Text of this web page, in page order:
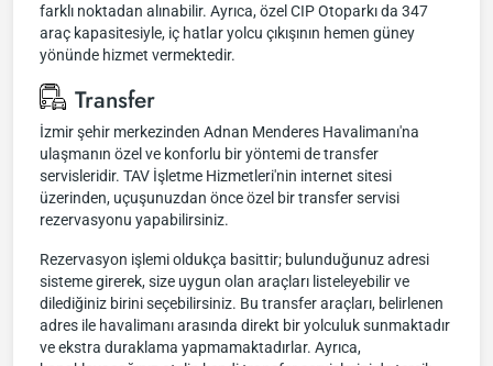
farklı noktadan alınabilir. Ayrıca, özel CIP Otoparkı da 347
araç kapasitesiyle, iç hatlar yolcu çıkışının hemen güney
yönünde hizmet vermektedir.
Transfer
İzmir şehir merkezinden Adnan Menderes Havalimanı'na
ulaşmanın özel ve konforlu bir yöntemi de transfer
servisleridir. TAV İşletme Hizmetleri'nin internet sitesi
üzerinden, uçuşunuzdan önce özel bir transfer servisi
rezervasyonu yapabilirsiniz.
Rezervasyon işlemi oldukça basittir; bulunduğunuz adresi
sisteme girerek, size uygun olan araçları listeleyebilir ve
dilediğiniz birini seçebilirsiniz. Bu transfer araçları, belirlenen
adres ile havalimanı arasında direkt bir yolculuk sunmaktadır
ve ekstra duraklama yapmamaktadırlar. Ayrıca,